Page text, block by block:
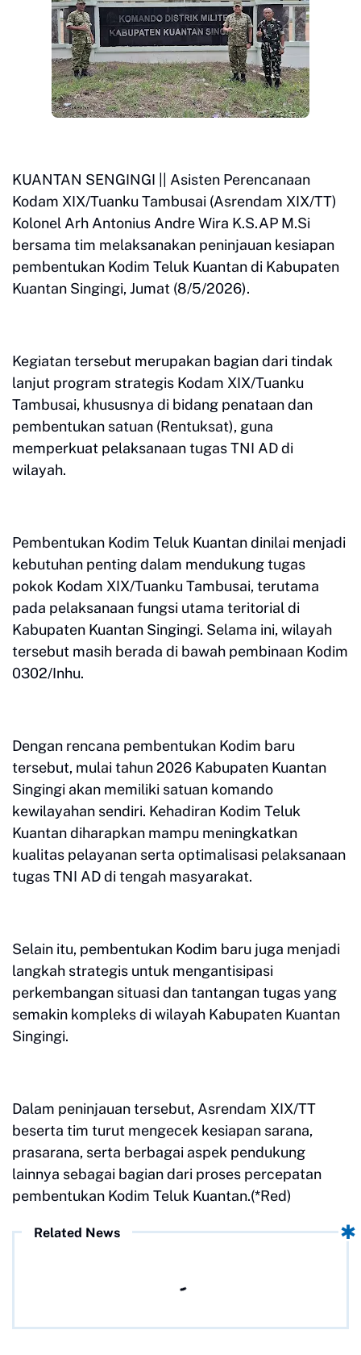
KUANTAN SENGINGI || Asisten Perencanaan
Kodam XIX/Tuanku Tambusai (Asrendam XIX/TT)
Kolonel Arh Antonius Andre Wira K.S.AP M.Si
bersama tim melaksanakan peninjauan kesiapan
pembentukan Kodim Teluk Kuantan di Kabupaten
Kuantan Singingi, Jumat (8/5/2026).
Kegiatan tersebut merupakan bagian dari tindak
lanjut program strategis Kodam XIX/Tuanku
Tambusai, khususnya di bidang penataan dan
pembentukan satuan (Rentuksat), guna
memperkuat pelaksanaan tugas TNI AD di
wilayah.
Pembentukan Kodim Teluk Kuantan dinilai menjadi
kebutuhan penting dalam mendukung tugas
pokok Kodam XIX/Tuanku Tambusai, terutama
pada pelaksanaan fungsi utama teritorial di
Kabupaten Kuantan Singingi. Selama ini, wilayah
tersebut masih berada di bawah pembinaan Kodim
0302/Inhu.
Dengan rencana pembentukan Kodim baru
tersebut, mulai tahun 2026 Kabupaten Kuantan
Singingi akan memiliki satuan komando
kewilayahan sendiri. Kehadiran Kodim Teluk
Kuantan diharapkan mampu meningkatkan
kualitas pelayanan serta optimalisasi pelaksanaan
tugas TNI AD di tengah masyarakat.
Selain itu, pembentukan Kodim baru juga menjadi
langkah strategis untuk mengantisipasi
perkembangan situasi dan tantangan tugas yang
semakin kompleks di wilayah Kabupaten Kuantan
Singingi.
Dalam peninjauan tersebut, Asrendam XIX/TT
beserta tim turut mengecek kesiapan sarana,
prasarana, serta berbagai aspek pendukung
lainnya sebagai bagian dari proses percepatan
pembentukan Kodim Teluk Kuantan.(*Red)
Related News